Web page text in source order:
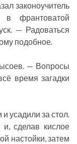
законоучитель
франтоватой
— Радоваться
подобное.
— Вопросы
время загадки
усадили за стол.
сделав кислое
настойки, затем